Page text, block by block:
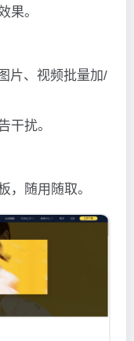
果。
片、视频批量加/
干扰。
，随用随取。